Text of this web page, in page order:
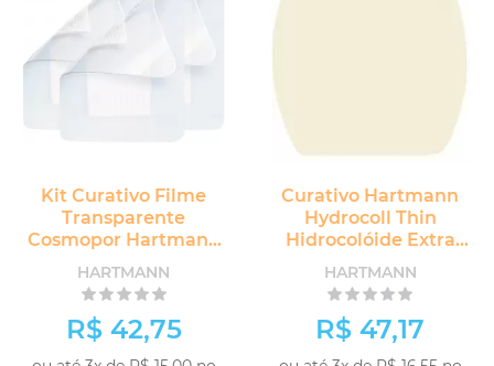
Kit Curativo Filme
Transparente
Cosmopor Hartmann
5 unidades
HARTMANN
R$ 42,75
Curativo Hartmann
Hydrocoll Thin
Hidrocolóide Extra
Fino
HARTMANN
R$ 47,17